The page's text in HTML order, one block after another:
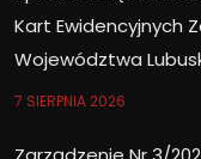
Kart Ewidencyjnych
Województwa
7 SIERPNIA 2026